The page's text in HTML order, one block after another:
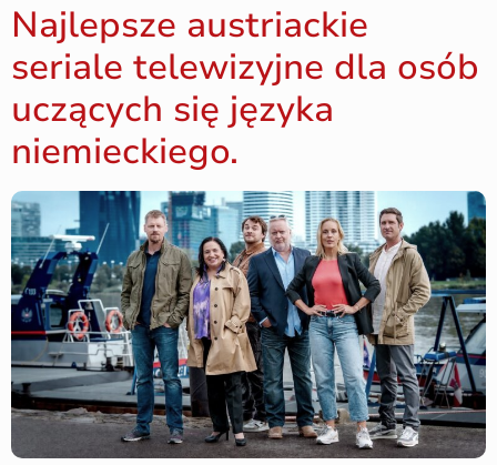
Najlepsze austriackie
seriale telewizyjne dla osób
uczących się języka
niemieckiego.